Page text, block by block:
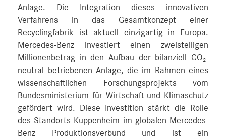
Anlage. Die Integration dieses innovativen
Verfahrens in das Gesamtkonzept einer
Recyclingfabrik ist aktuell einzigartig in Europa.
Mercedes-Benz investiert einen zweistelligen
Millionenbetrag in den Aufbau der bilanziell CO₂-
neutral betriebenen Anlage, die im Rahmen eines
wissenschaftlichen Forschungsprojekts vom
Bundesministerium für Wirtschaft und Klimaschutz
gefördert wird. Diese Investition stärkt die Rolle
des Standorts Kuppenheim im globalen Mercedes-
Benz Produktionsverbund und ist ein